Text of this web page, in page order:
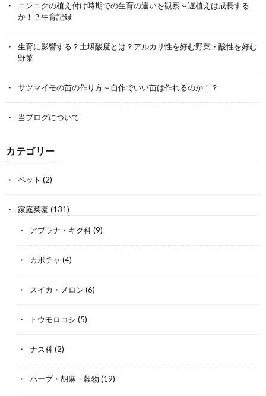
ニンニクの植え付け時期での生育の違いを観察～遅植えは成長する
か！？生育記録
生育に影響する？土壌酸度とは？アルカリ性を好む野菜・酸性を好む
野菜
サツマイモの苗の作り方～自作でいい苗は作れるのか！？
当ブログについて
カテゴリー
ペット (2)
家庭菜園 (131)
アブラナ・キク科(9)
カボチャ (4)
スイカ・メロン (6)
トウモロコシ (5)
ナス科(2)
ハーブ・胡麻・穀物 (19)